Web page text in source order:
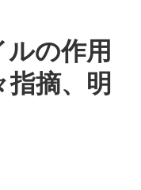
の作用
摘、明